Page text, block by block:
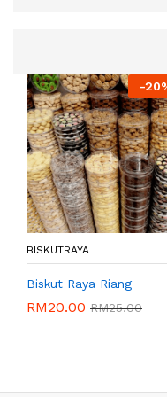
-
BISKUTRAYA
Biskut Raya Riang
RM20.00 RM25.00